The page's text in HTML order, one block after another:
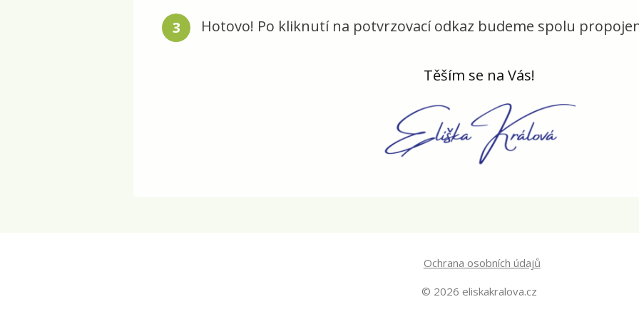
3 Hotovo! Po kliknutí na potvrzovací odkaz budeme spolu
Těším se na Vás!
Ochrana osobních údajů
© 2026 eliskakralova.cz